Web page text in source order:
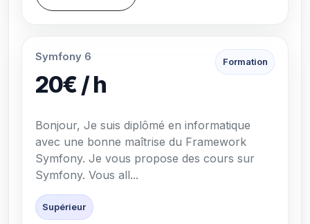
Symfony 6
20€ / h
Formation
Bonjour, Je suis diplômé en informatique
avec une bonne maîtrise du Framework
Symfony. Je vous propose des cours sur
Symfony. Vous all...
Supérieur